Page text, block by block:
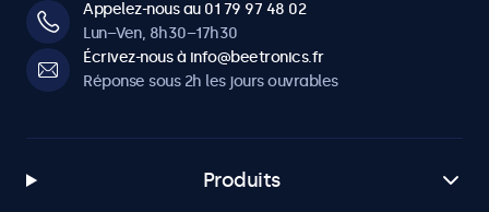
Appelez-nous au 01 79 97 48 02
Lun–Ven, 8h30–17h30
Écrivez-nous à info@beetronics.fr
Réponse sous 2h les jours ouvrables
Produits